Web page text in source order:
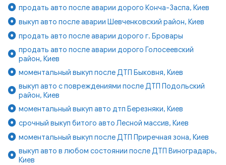
продать авто после аварии дорого Конча-Заспа, Киев
выкуп авто после аварии Шевченковский район, Киев
продать авто после аварии дорого г. Бровары
продать авто после аварии дорого Голосеевский
район, Киев
моментальный выкуп после ДТП Быковня, Киев
выкуп авто с повреждениями после ДТП Подольский
район, Киев
моментальный выкуп авто дтп Березняки, Киев
срочный выкуп битого авто Лесной массив, Киев
моментальный выкуп после ДТП Приречная зона, Киев
выкуп авто в любом состоянии после ДТП Виноградарь,
Киев